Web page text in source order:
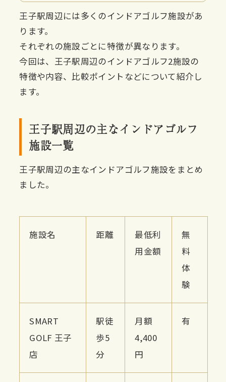
王子駅周辺には多くのインドアゴルフ施設があ
ります。
それぞれの施設ごとに特徴が異なります。
今回は、王子駅周辺のインドアゴルフ2施設の
特徴や内容、比較ポイントなどについて紹介し
ます。
王子駅周辺の主なインドアゴルフ
施設一覧
王子駅周辺の主なインドアゴルフ施設をまとめ
ました。
施設名 距離
最低利
用金額
無
料
体
験
SMART
GOLF 王子
店
駅徒
歩5
分
月額
4,400
円
有